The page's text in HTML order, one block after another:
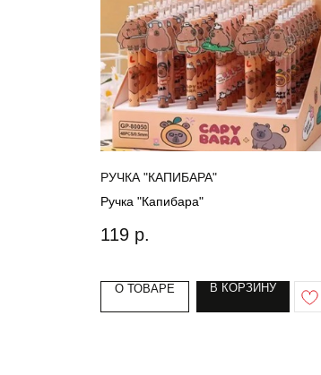
РУЧКА "КАПИБАРА"
Ручка "Капибара"
119 р.
О ТОВАРЕ В КОРЗИНУ